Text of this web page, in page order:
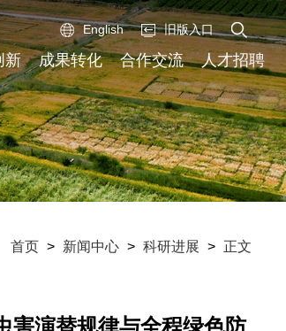
旧版入口
English
新 成果转化 合作交流 人才招聘
首页 > 新闻中心 > 科研进展 > 正文